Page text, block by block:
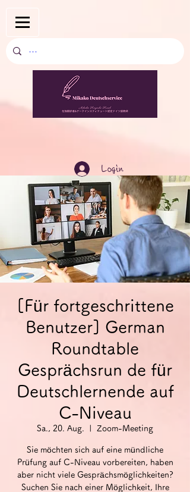
Login
[Für fortgeschrittene
Benutzer] German
Roundtable
Gesprächsrun de für
Deutschlernende auf
C-Niveau
Sa., 20. Aug. Zoom-Meeting
Sie möchten sich auf eine mündliche
Prüfung auf C-Niveau vorbereiten, haben
aber nicht viele Gesprächsmöglichkeiten?
Suchen Sie nach einer Möglichkeit, Ihre